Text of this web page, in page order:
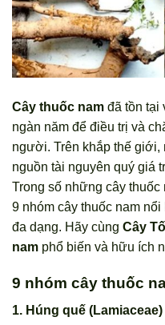
Cây thuốc nam đã tồn tại
ngàn năm để điều trị và
người. Trên khắp thế giới,
nguồn tài nguyên quý giá
Trong số những cây
9 nhóm cây thuốc nam
đa dạng. Hãy cùng Cây
nam phổ biến và hữu ích
9 nhóm cây thuốc
1. Húng quế (Lamiaceae)